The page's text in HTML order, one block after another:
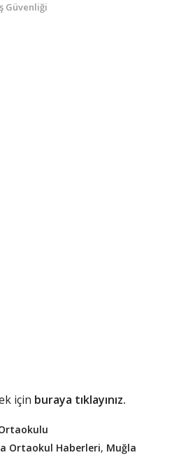
Güvenliği
için buraya tıklayınız.
Ortaokul Haberleri, Muğla